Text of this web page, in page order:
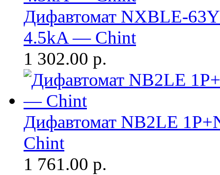
Дифавтомат NXBLE-
4.5kA — Chint
1 302.00 р.
Дифавтомат NB2LE
Chint
1 761.00 р.